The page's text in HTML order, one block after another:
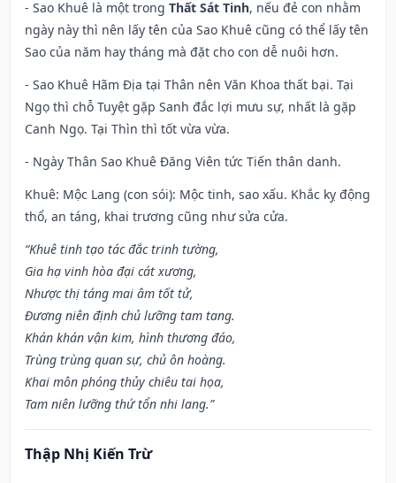
- Sao Khuê là một trong Thất Sát Tinh, nếu đẻ con nhằm
ngày này thì nên lấy tên của Sao Khuê cũng có thể lấy tên
Sao của năm hay tháng mà đặt cho con dễ nuôi hơn.
- Sao Khuê Hãm Địa tại Thân nên Văn Khoa thất bại. Tại
Ngọ thì chỗ Tuyệt gặp Sanh đắc lợi mưu sự, nhất là gặp
Canh Ngọ. Tại Thìn thì tốt vừa vừa.
- Ngày Thân Sao Khuê Đăng Viên tức Tiến thân danh.
Khuê: Mộc Lang (con sói): Mộc tinh, sao xấu. Khắc kỵ động
thổ, an táng, khai trương cũng như sửa cửa.
“Khuê tinh tạo tác đắc trinh tường,
Gia hạ vinh hòa đại cát xương,
Nhược thị táng mai âm tốt tử,
Đương niên định chủ lưỡng tam tang.
Khán khán vận kim, hình thương đáo,
Trùng trùng quan sự, chủ ôn hoàng.
Khai môn phóng thủy chiêu tai họa,
Tam niên lưỡng thứ tổn nhi lang.”
Thập Nhị Kiến Trừ